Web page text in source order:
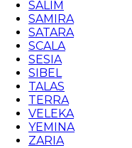
SALIM
SAMIRA
SATARA
SCALA
SESIA
SIBEL
TALAS
TERRA
VELEKA
YEMINA
ZARIA